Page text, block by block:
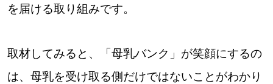
【札幌のお気に入りを見つけたい】
を届ける取り組みです。
取材してみると、「母乳バンク」が笑顔にするの
は、母乳を受け取る側だけではないことがわかり